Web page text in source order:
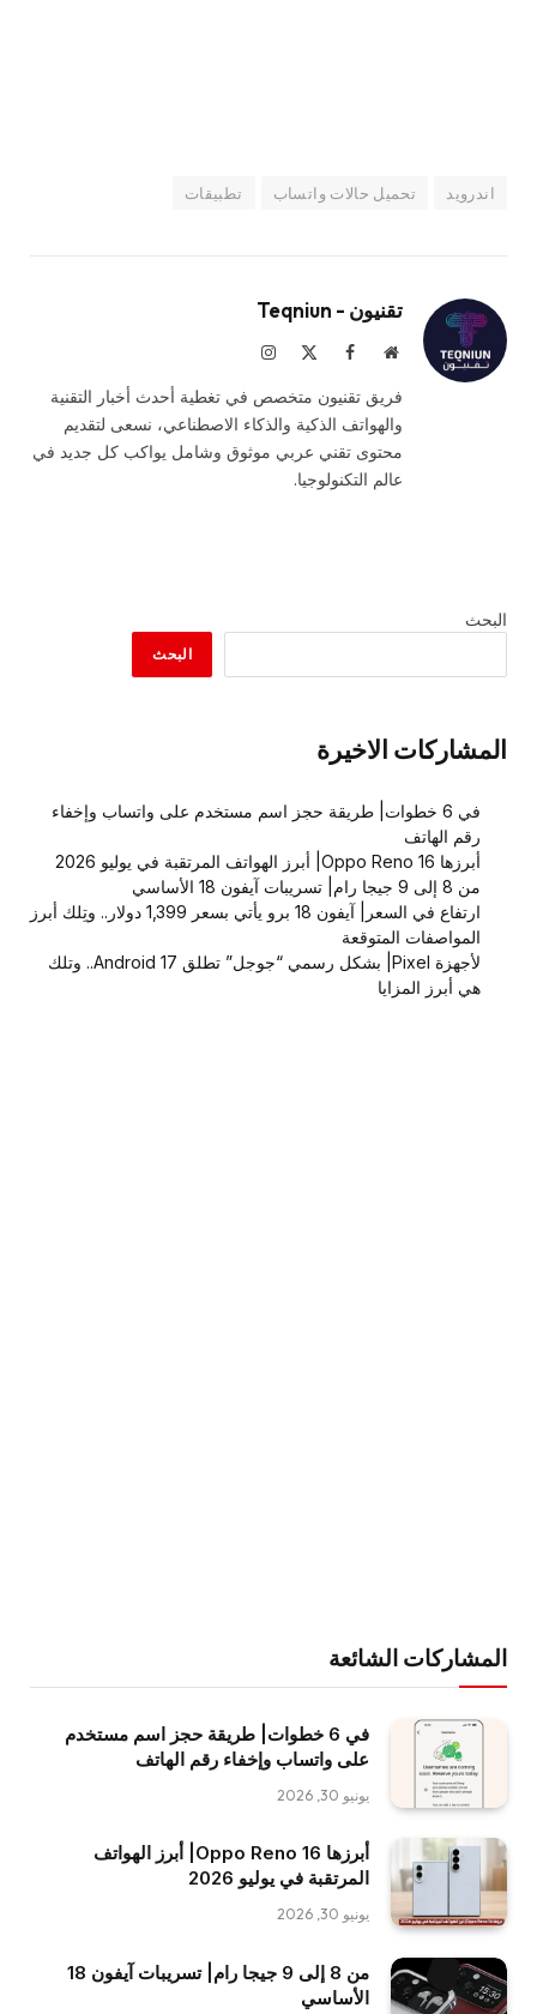
اندرويد تحميل حالات واتساب تطبيقات
تقنيون - Teqniun
موقعفيسبوك الانستغرام
فريق تقنيون متخصص في تغطية أحدث أخبار التقنية
والهواتف الذكية والذكاء الاصطناعي، نسعى لتقديم
محتوى تقني عربي موثوق وشامل يواكب كل جديد في
عالم التكنولوجيا.
البحث
البحث
المشاركات الاخيرة
في 6 خطوات| طريقة حجز اسم مستخدم على واتساب وإخفاء
رقم الهاتف
أبرزها Oppo Reno 16| أبرز الهواتف المرتقبة في يوليو 2026
من 8 إلى 9 جيجا رام| تسريبات آيفون 18 الأساسي
ارتفاع في السعر| آيفون 18 برو يأتي بسعر 1,399 دولار.. وتِلك أبرز
المواصفات المتوقعة
لأجهزة Pixel| بشكل رسمي “جوجل” تطلق Android 17.. وتلك
هي أبرز المزايا
المشاركات الشائعة
في 6 خطوات| طريقة حجز اسم مستخدم
على واتساب وإخفاء رقم الهاتف
يونيو 30, 2026
أبرزها Oppo Reno 16| أبرز الهواتف
المرتقبة في يوليو 2026
يونيو 30, 2026
من 8 إلى 9 جيجا رام| تسريبات آيفون 18
الأساسي